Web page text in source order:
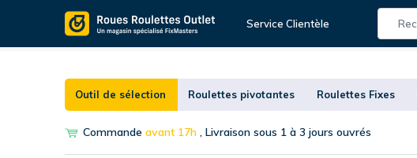
Service Clientèle
Outil de sélection Roulettes pivotantes Roulettes Fixes
Commande avant 17h , Livraison sous 1 à 3 jours ouvrés